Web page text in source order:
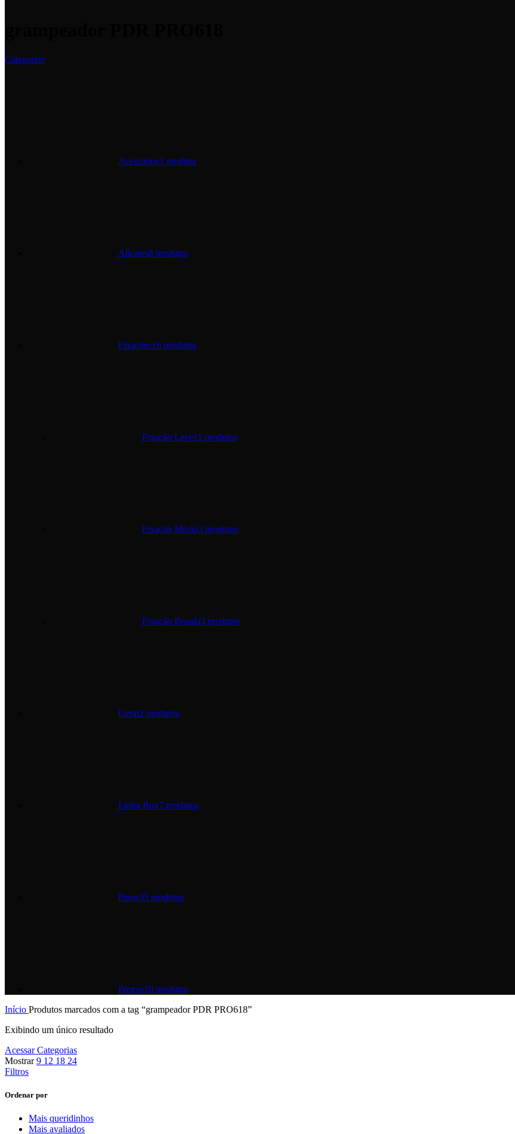
Categorias
Acessórios1 produto
Alicates8 produtos
Fixações16 produtos
Fixação Leve11 produtos
Fixação Média2 produtos
Fixação Pesada3 produtos
Geral2 produtos
Linha Box7 produtos
Pinos35 produtos
Pregos10 produtos
Início Produtos marcados com a tag “grampeador PDR PRO618”
Exibindo um único resultado
Acessar Categorias
Mostrar9 12 18 24
Filtros
Ordenar por
Mais queridinhos
Mais avaliados